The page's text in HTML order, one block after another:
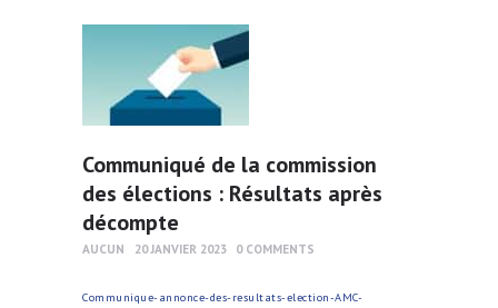
Communiqué de la commission
des élections : Résultats après
décompte
AUCUN 20 JANVIER 2023 0 COMMENTS
Communique-annonce-des-resultats-election-AMC-